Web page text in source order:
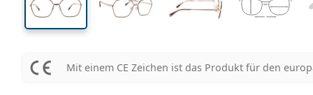
Mit einem CE Zeichen ist das Produkt für den